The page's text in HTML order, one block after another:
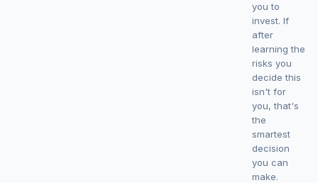
you to
invest. If
after
learning the
risks you
decide this
isn't for
you, that's
the
smartest
decision
you can
make.